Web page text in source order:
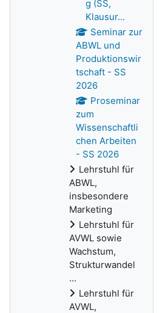
g (SS,
Klausur...
Seminar zur
ABWL und
Produktionswir
tschaft - SS
2026
Proseminar
zum
Wissenschaftli
chen Arbeiten
- SS 2026
Lehrstuhl für
ABWL,
insbesondere
Marketing
Lehrstuhl für
AVWL sowie
Wachstum,
Strukturwandel
...
Lehrstuhl für
AVWL,